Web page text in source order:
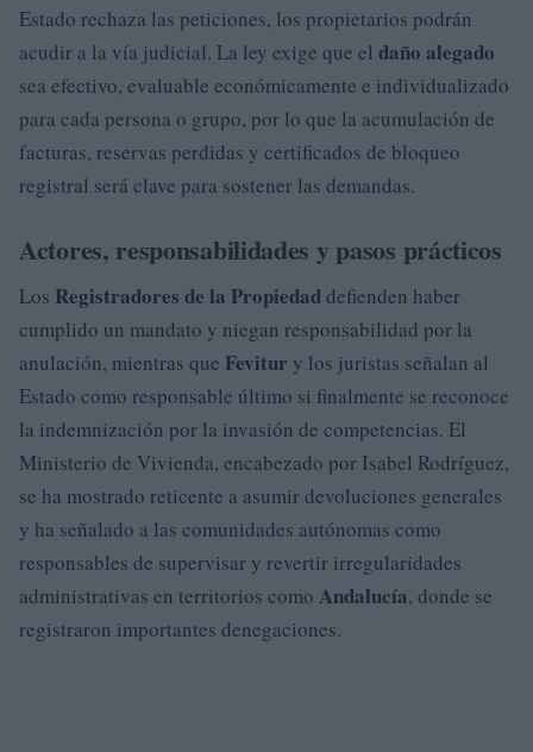
Estado rechaza las peticiones, los propietarios podrán
acudir a la vía judicial. La ley exige que el daño alegado
sea efectivo, evaluable económicamente e individualizado
para cada persona o grupo, por lo que la acumulación de
facturas, reservas perdidas y certificados de bloqueo
registral será clave para sostener las demandas.
Actores, responsabilidades y pasos prácticos
Los Registradores de la Propiedaddefienden haber
cumplido un mandato y niegan responsabilidad por la
anulación, mientras que Fevitur y los juristas señalan al
Estado como responsable último si finalmente se reconoce
la indemnización por la invasión de competencias. El
Ministerio de Vivienda, encabezado por Isabel Rodríguez,
se ha mostrado reticente a asumir devoluciones generales
y ha señalado a las comunidades autónomas como
responsables de supervisar y revertir irregularidades
administrativas en territorios como Andalucía, donde se
registraron importantes denegaciones.